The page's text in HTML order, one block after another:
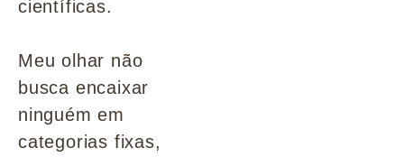
científicas.
Meu olhar não
busca encaixar
ninguém em
categorias fixas,